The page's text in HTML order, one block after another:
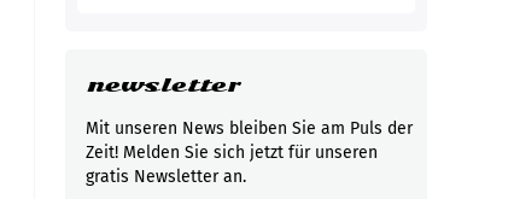
newsletter
Mit unseren News bleiben Sie am Puls der
Zeit! Melden Sie sich jetzt für unseren
gratis Newsletter an.